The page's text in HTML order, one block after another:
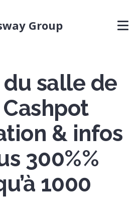
Group
salle de
& infos
300%%
1000